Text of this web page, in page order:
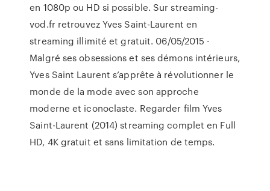
en 1080p ou HD si possible. Sur streaming-
vod.fr retrouvez Yves Saint-Laurent en
streaming illimité et gratuit. 06/05/2015 ·
Malgré ses obsessions et ses démons intérieurs,
Yves Saint Laurent s’apprête à révolutionner le
monde de la mode avec son approche
moderne et iconoclaste. Regarder film Yves
Saint-Laurent (2014) streaming complet en Full
HD, 4K gratuit et sans limitation de temps.